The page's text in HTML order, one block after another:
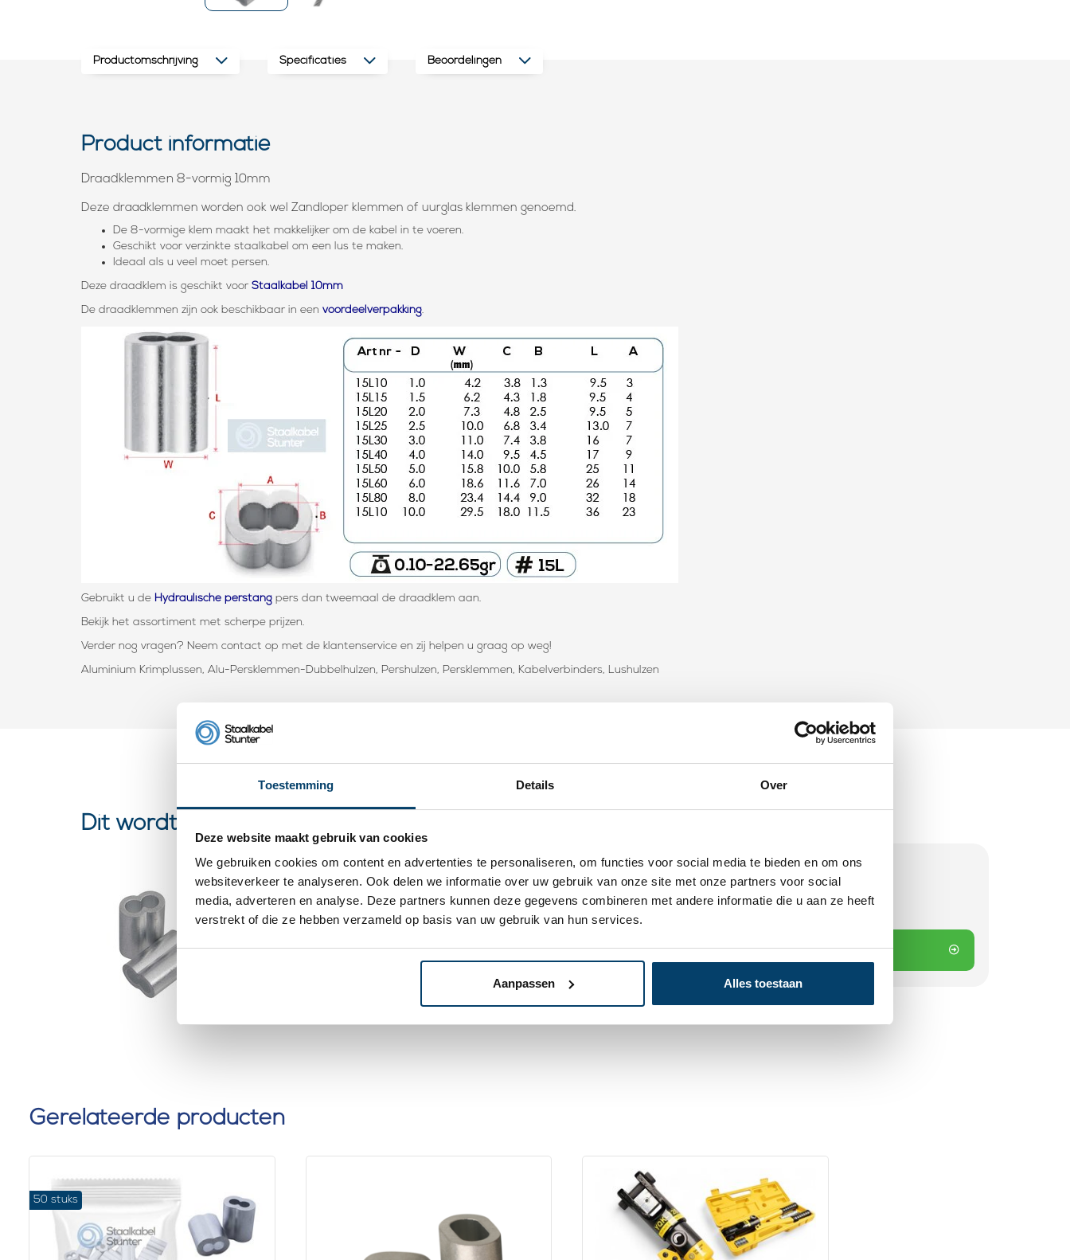
Toestemming Details Over
Deze website maakt gebruik van cookies
We gebruiken cookies om content en advertenties te personaliseren, om functies voor social media te bieden en om ons
websiteverkeer te analyseren. Ook delen we informatie over uw gebruik van onze site met onze partners voor social
media, adverteren en analyse. Deze partners kunnen deze gegevens combineren met andere informatie die u aan ze heeft
verstrekt of die ze hebben verzameld op basis van uw gebruik van hun services.
Aanpassen Alles toestaan
Productomschrijving Specificaties Beoordelingen
Product informatie
Draadklemmen 8-vormig 10mm
Deze draadklemmen worden ook wel Zandloper klemmen of uurglas klemmen genoemd.
De 8-vormige klem maakt het makkelijker om de kabel in te voeren.
Geschikt voor verzinkte staalkabel om een lus te maken.
Ideaal als u veel moet persen.
Deze draadklem is geschikt voor Staalkabel 10mm
De draadklemmen zijn ook beschikbaar in een voordeelverpakking.
Gebruikt u de Hydraulische perstang pers dan tweemaal de draadklem aan.
Bekijk het assortiment met scherpe prijzen.
Verder nog vragen? Neem contact op met de klantenservice en zij helpen u graag op weg!
Aluminium Krimplussen, Alu-Persklemmen-Dubbelhulzen, Pershulzen, Persklemmen, Kabelverbinders, Lushulzen
Dit wordt ‘m
Draadklemmen 10mm
8-vormige
0,80 Op voorraad
Op werkdagen voor 15:00 besteld? Direct verstuurd!
In winkelwagen
Gerelateerde producten
50 stuks